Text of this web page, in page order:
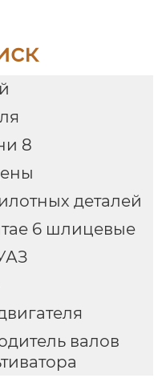
8
деталей
6 шлицевые
валов